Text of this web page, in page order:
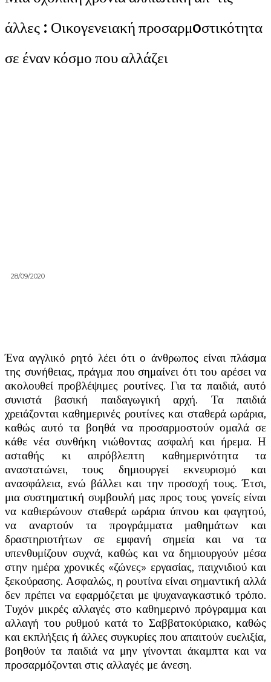
άλλες : Οικογενειακή προσαρμoστικότητα
σε έναν κόσμο που αλλάζει
28/09/2020
Ένα αγγλικό ρητό λέει ότι ο άνθρωπος είναι πλάσμα
της συνήθειας, πράγμα που σημαίνει ότι του αρέσει να
ακολουθεί προβλέψιμες ρουτίνες. Για τα παιδιά, αυτό
συνιστά βασική παιδαγωγική αρχή. Τα παιδιά
χρειάζονται καθημερινές ρουτίνες και σταθερά ωράρια,
καθώς αυτό τα βοηθά να προσαρμοστούν ομαλά σε
κάθε νέα συνθήκη νιώθοντας ασφαλή και ήρεμα. Η
ασταθής κι απρόβλεπτη καθημερινότητα τα
αναστατώνει, τους δημιουργεί εκνευρισμό και
ανασφάλεια, ενώ βάλλει και την προσοχή τους. Έτσι,
μια συστηματική συμβουλή μας προς τους γονείς είναι
να καθιερώνουν σταθερά ωράρια ύπνου και φαγητού,
να αναρτούν τα προγράμματα μαθημάτων και
δραστηριοτήτων σε εμφανή σημεία και να τα
υπενθυμίζουν συχνά, καθώς και να δημιουργούν μέσα
στην ημέρα χρονικές «ζώνες» εργασίας, παιχνιδιού και
ξεκούρασης. Ασφαλώς, η ρουτίνα είναι σημαντική αλλά
δεν πρέπει να εφαρμόζεται με ψυχαναγκαστικό τρόπο.
Τυχόν μικρές αλλαγές στο καθημερινό πρόγραμμα και
αλλαγή του ρυθμού κατά το Σαββατοκύριακο, καθώς
και εκπλήξεις ή άλλες συγκυρίες που απαιτούν ευελιξία,
βοηθούν τα παιδιά να μην γίνονται άκαμπτα και να
προσαρμόζονται στις αλλαγές με άνεση.